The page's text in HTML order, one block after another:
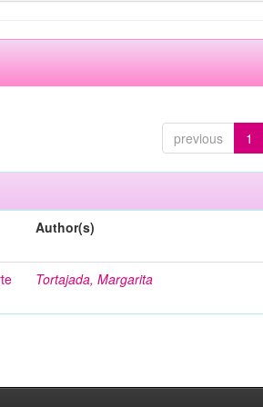
previous 1
Author(s)
Tortajada, Margarita